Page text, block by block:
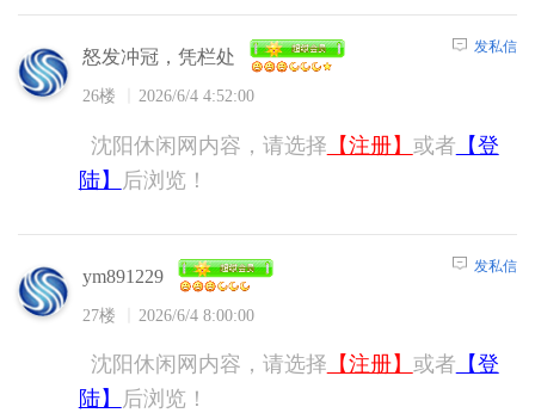
怒发冲冠，凭栏处
26楼 2026/6/4 4:52:00
发私信
沈阳休闲网内容，请选择 【注册】 或者 【登
陆】
后浏览！
ym891229
27楼 2026/6/4 8:00:00
发私信
沈阳休闲网内容，请选择 【注册】 或者 【登
陆】
后浏览！